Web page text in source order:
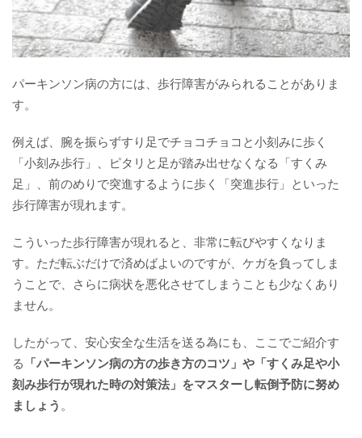
パーキンソン病の方には、歩行障害がみられることがありま
す。
例えば、腕を振らずすり足でチョコチョコと小刻みに歩く
「小刻み歩行」、ピタリと足が踏み出せなくなる「すくみ
足」、前のめりで突進するように歩く「突進歩行」といった
歩行障害が現れます。
こういった歩行障害が現れると、非常に転びやすくなりま
す。ただ転ぶだけで済めばよいのですが、ケガを負ってしま
うことで、さらに病状を悪化させてしまうことも少なくあり
ません。
したがって、安心安全な生活を送る為にも、ここでご紹介す
る
「パーキンソン病の方の歩き方のコツ」や「すくみ足や小
刻み歩行が現れた時の対策法」をマスターし転倒予防に努め
ましょう 。